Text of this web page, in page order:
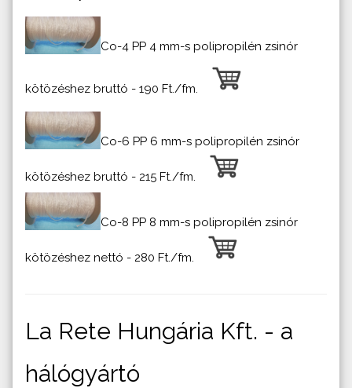
Co-4 PP 4 mm-s polipropilén zsinór
kötözéshez bruttó - 190 Ft./fm.
Co-6 PP 6 mm-s polipropilén zsinór
kötözéshez bruttó - 215 Ft./fm.
Co-8 PP 8 mm-s polipropilén zsinór
kötözéshez nettó - 280 Ft./fm.
La Rete Hungária Kft. - a
hálógyártó